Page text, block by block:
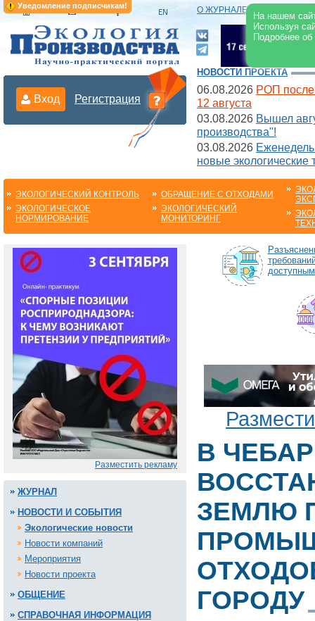
Уведомление подписчикам!
На нашем
Используя
Подробнее
О ЖУРНАЛЕ |
Вход Регистрация
НОВОСТИ ПРОЕКТА
06.08.2026 РОП после
12 августа
03.08.2026 Вышел
производства"!
03.08.2026
новые экологические
ЭКОЛОГИЧЕСКИЙ КОНТРОЛЬ
ЭКОЛОГИЧЕСКОЕ
НОРМИРОВАНИЕ
ОБРАЩЕНИЕ С ОТХОДАМИ
ЭКОЛОГИЧЕСКИЙ
МОНИТОРИНГ
Разместить рекламу
ЖУРНАЛ
НОВОСТИ И СОБЫТИЯ
Экологические новости
Новости компаний
Мероприятия
Новости проекта
ОБЩЕНИЕ
СПРАВОЧНАЯ ИНФОРМАЦИЯ
В
ЗЕМЛЮ
ГОРОДУ